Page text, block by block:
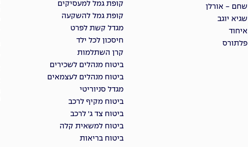
שחם - אורלן
שגיא יוגב
איחוד
פלתורס
קופת גמל למעסיקים
קופת גמל להשקעה
מגדל קשת לפרט
חיסכון לכל ילד
קרן השתלמות
ביטוח מנהלים לשכירים
ביטוח מנהלים לעצמאים
מגדל סניוריטי
ביטוח מקיף לרכב
ביטוח צד ג' לרכב
ביטוח למשאית קלה
ביטוח בריאות